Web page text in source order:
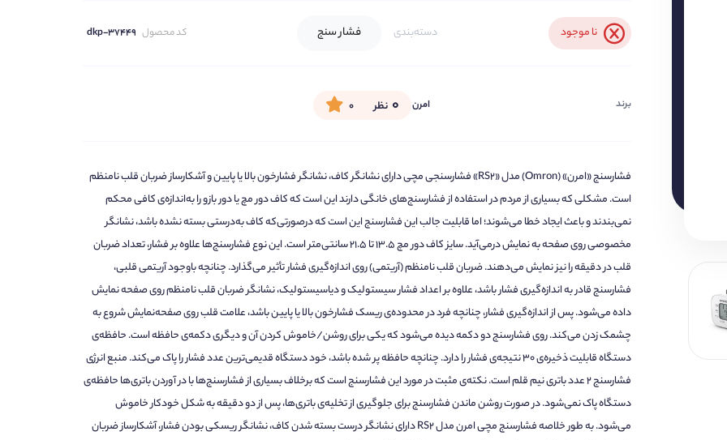
نا موجود دسته‌بندی فشار سنج کد محصول dkp-37449
برند امرن ۰ نظر ۰
فشارسنج «امرن» (Omron) مدل «RS2» فشارسنجی مچی دارای نشانگر کاف، نشانگر فشارخون بالا یا پایین و آشکارساز ضربان قلب نامنظم
است. مشکلی که بسیاری از مردم در استفاده از فشارسنج‌های خانگی دارند این است که کاف دور مچ یا دور بازو را به‌اندازه‌ی کافی محکم
نمی‌بندند و باعث ایجاد خطا می‌شوند؛ اما قابلیت جالب این فشارسنج این است که درصورتی‌که کاف به‌درستی بسته نشده باشد، نشانگر
مخصوصی روی صفحه به نمایش درمی‌آید. سایز کاف دور مچ 13.5 تا 21.5 سانتی‌متر است. این نوع فشارسنج‌ها علاوه بر فشار، تعداد ضربان
قلب در دقیقه را نیز نمایش می‌دهند. ضربان قلب نامنظم (آریتمی) روی اندازه‌گیری فشار تأثیر می‌گذارد. چنانچه باوجود آریتمی قلبی،
فشارسنج قادر به اندازه‌گیری فشار باشد، علاوه بر اعداد فشار سیستولیک و دیاسیستولیک، نشانگر ضربان قلب نامنظم روی صفحه نمایش
داده می‌شود. پس از اندازه‌گیری فشار، چنانچه فرد در محدوده‌ی ریسک فشارخون بالا یا پایین باشد، علامت قلب روی صفحه‌نمایش شروع به
چشمک زدن می‌کند. روی فشارسنج دو دکمه دیده می‌شود که یکی برای روشن/خاموش کردن آن و دیگری دکمه‌ی حافظه است. حافظه‌ی
دستگاه قابلیت ذخیره‌ی 30 نتیجه‌ی فشار را دارد. چنانچه حافظه پر شده باشد، خود دستگاه قدیمی‌ترین عدد فشار را پاک می‌کند. منبع انرژی
فشارسنج 2 عدد باتری نیم قلم است. نکته‌ی مثبت در مورد این فشارسنج است که برخلاف بسیاری از فشارسنج‌ها با در آوردن باتری‌ها حافظه‌ی
دستگاه پاک نمی‌شود. در صورت روشن ماندن فشارسنج برای جلوگیری از تخلیه‌ی باتری‌ها، پس از دو دقیقه به شکل خودکار خاموش
می‌شود. به طور خلاصه فشارسنج مچی امرن مدل RS2 دارای نشانگر درست بسته شدن کاف، نشانگر ریسکی بودن فشار، آشکارساز ضربان